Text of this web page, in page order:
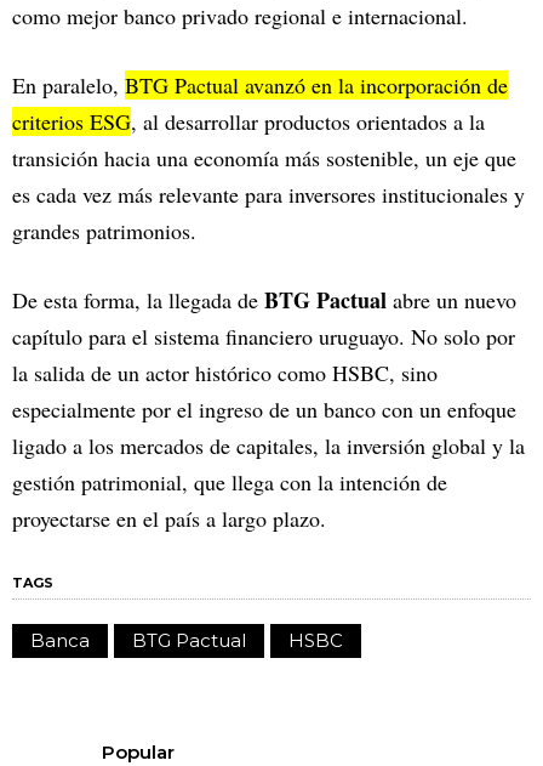
como mejor banco privado regional e internacional.
En paralelo, BTG Pactual avanzó en la incorporación de
criterios ESG, al desarrollar productos orientados a la
transición hacia una economía más sostenible, un eje que
es cada vez más relevante para inversores institucionales y
grandes patrimonios.
De esta forma, la llegada de BTG Pactual abre un nuevo
capítulo para el sistema financiero uruguayo. No solo por
la salida de un actor histórico como HSBC, sino
especialmente por el ingreso de un banco con un enfoque
ligado a los mercados de capitales, la inversión global y la
gestión patrimonial, que llega con la intención de
proyectarse en el país a largo plazo.
TAGS
Banca BTG Pactual HSBC
Popular